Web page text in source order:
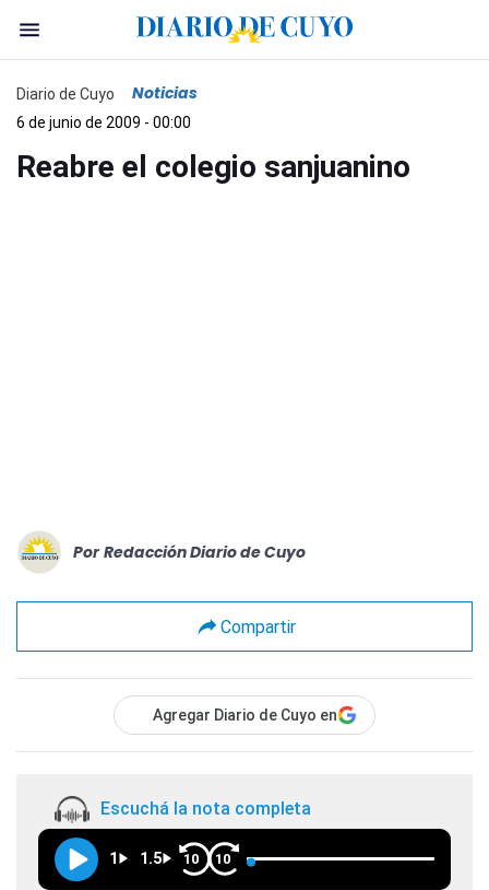
Diario de Cuyo Noticias
6 de junio de 2009 - 00:00
Reabre el colegio sanjuanino
Por Redacción Diario de Cuyo
Compartir
Agregar Diario de Cuyo en
Escuchá la nota completa
1 1.5 10 10